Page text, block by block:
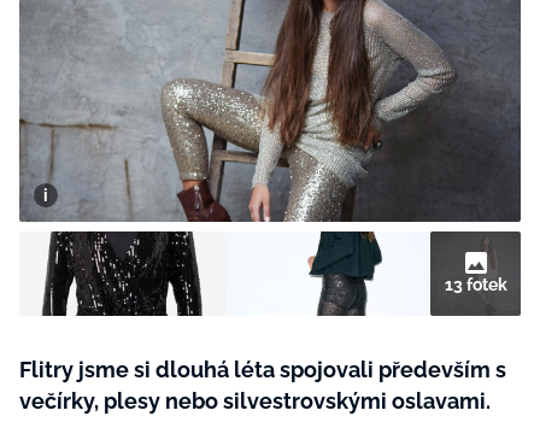
Životní styl
Všechny kategorie
Testy a kvízy
BYDLENÍ
Všechny kategorie
Tvoření
Rady a tipy
BurdaMedia
Extra
SVĚT ŽENY - 599 KČ
ROČNÍ PŘEDPLATNÉ SVĚT ŽENY +
SADA PRODUKTŮ MANA (10 ks)
13 fotek
Flitry jsme si dlouhá léta spojovali především s
večírky, plesy nebo silvestrovskými oslavami.